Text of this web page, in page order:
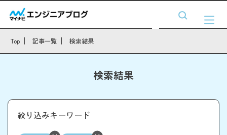
Top 記事一覧 検索結果
検索結果
絞り込みキーワード